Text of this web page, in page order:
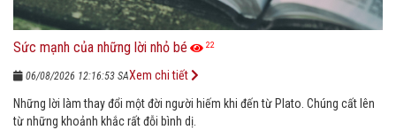
Sức mạnh của những lời nhỏ bé 22
06/08/2026 12:16:53 SA
Những lời làm thay đổi một đời người hiếm khi đến từ Plato. Chúng cất lên
từ những khoảnh khắc rất đỗi bình dị.
Xem chi tiết